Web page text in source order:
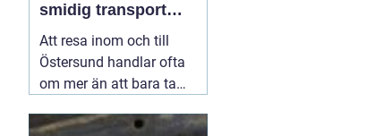
smidig transport
året runt
Att resa inom och till
Östersund handlar ofta
om mer än att bara ta
punkt B. Många vill